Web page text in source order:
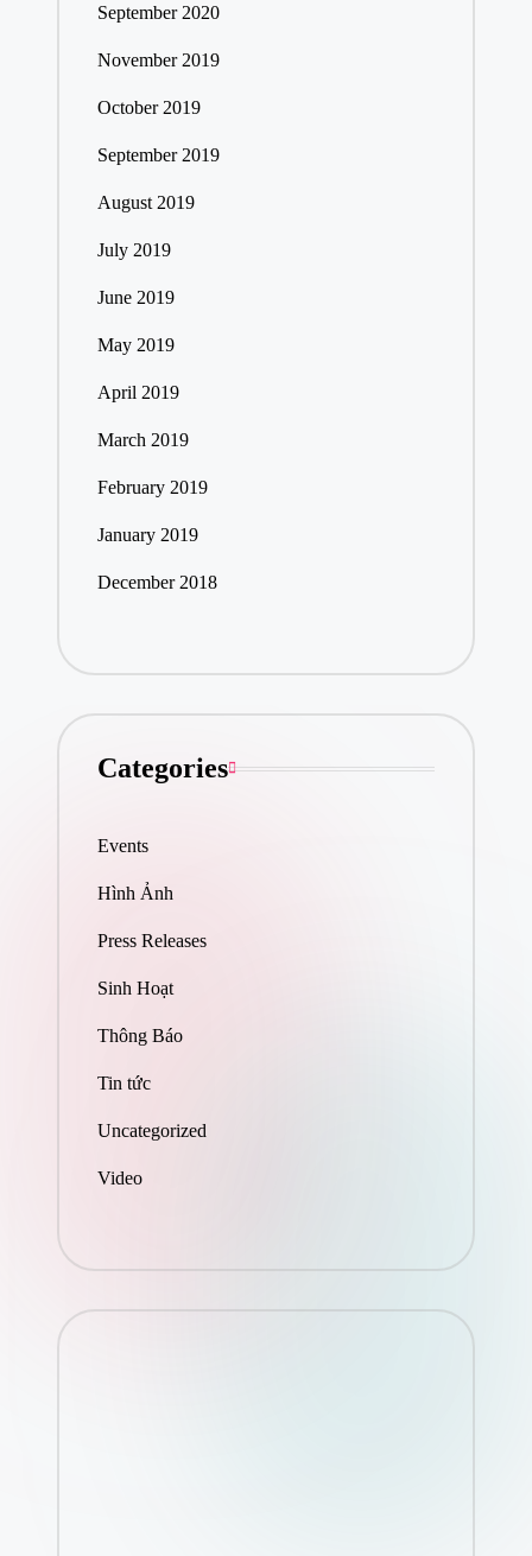
September 2020
November 2019
October 2019
September 2019
August 2019
July 2019
June 2019
May 2019
April 2019
March 2019
February 2019
January 2019
December 2018
Categories
Events
Hình Ảnh
Press Releases
Sinh Hoạt
Thông Báo
Tin tức
Uncategorized
Video